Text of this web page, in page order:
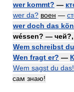
wer kommt? —
wer da? воен —
wer doch das
wéssen? —
Wem schreibst
Wen fragt er? —
Wem sagst du das!
сам знаю!